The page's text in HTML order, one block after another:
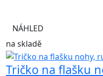
NÁHLED
na skladě
Tričko na flašku